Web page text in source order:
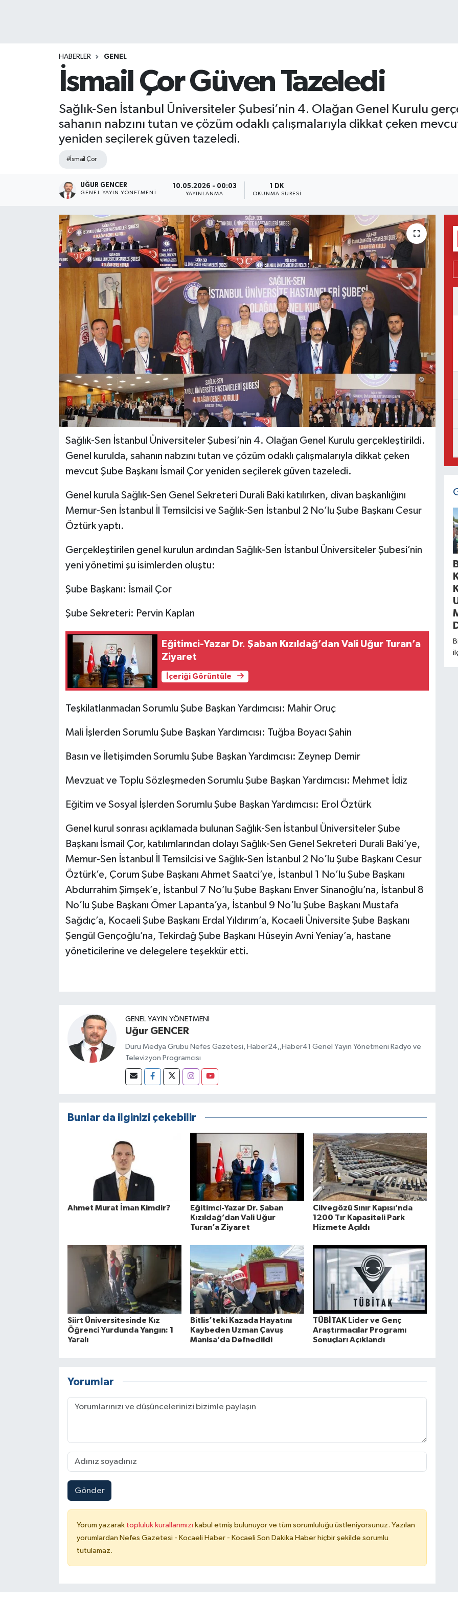
HABERLER GENEL
İsmail Çor Güven Tazeledi
Sağlık-Sen İstanbul Üniversiteler Şubesi’nin 4. Olağan Genel Kurulu
sahanın nabzını tutan ve çözüm odaklı çalışmalarıyla dikkat çeken
yeniden seçilerek güven tazeledi.
#İsmail Çor
UĞUR GENCER
GENEL YAYIN YÖNETMENI
10.05.2026 - 00:03
YAYINLANMA
1 DK
OKUNMA SÜRESI
Sağlık-Sen İstanbul Üniversiteler Şubesi’nin 4. Olağan Genel Kurulu gerçekleştirildi.
Genel kurulda, sahanın nabzını tutan ve çözüm odaklı çalışmalarıyla dikkat çeken
mevcut Şube Başkanı İsmail Çor yeniden seçilerek güven tazeledi.
Genel kurula Sağlık-Sen Genel Sekreteri Durali Baki katılırken, divan başkanlığını
Memur-Sen İstanbul İl Temsilcisi ve Sağlık-Sen İstanbul 2 No’lu Şube Başkanı Cesur
Öztürk yaptı.
Gerçekleştirilen genel kurulun ardından Sağlık-Sen İstanbul Üniversiteler Şubesi’nin
yeni yönetimi şu isimlerden oluştu:
Şube Başkanı: İsmail Çor
Şube Sekreteri: Pervin Kaplan
Eğitimci-Yazar Dr. Şaban Kızıldağ’dan Vali Uğur Turan’a
Ziyaret
İçeriği Görüntüle
Teşkilatlanmadan Sorumlu Şube Başkan Yardımcısı: Mahir Oruç
Mali İşlerden Sorumlu Şube Başkan Yardımcısı: Tuğba Boyacı Şahin
Basın ve İletişimden Sorumlu Şube Başkan Yardımcısı: Zeynep Demir
Mevzuat ve Toplu Sözleşmeden Sorumlu Şube Başkan Yardımcısı: Mehmet İdiz
Eğitim ve Sosyal İşlerden Sorumlu Şube Başkan Yardımcısı: Erol Öztürk
Genel kurul sonrası açıklamada bulunan Sağlık-Sen İstanbul Üniversiteler Şube
Başkanı İsmail Çor, katılımlarından dolayı Sağlık-Sen Genel Sekreteri Durali Baki’ye,
Memur-Sen İstanbul İl Temsilcisi ve Sağlık-Sen İstanbul 2 No’lu Şube Başkanı Cesur
Öztürk’e, Çorum Şube Başkanı Ahmet Saatci’ye, İstanbul 1 No’lu Şube Başkanı
Abdurrahim Şimşek’e, İstanbul 7 No’lu Şube Başkanı Enver Sinanoğlu’na, İstanbul 8
No’lu Şube Başkanı Ömer Lapanta’ya, İstanbul 9 No’lu Şube Başkanı Mustafa
Sağdıç’a, Kocaeli Şube Başkanı Erdal Yıldırım’a, Kocaeli Üniversite Şube Başkanı
Şengül Gençoğlu’na, Tekirdağ Şube Başkanı Hüseyin Avni Yeniay’a, hastane
yöneticilerine ve delegelere teşekkür etti.
GENEL YAYIN YÖNETMENI
Uğur GENCER
Duru Medya Grubu Nefes Gazetesi, Haber24,,Haber41 Genel Yayın Yönetmeni Radyo ve
Televizyon Programcısı
Bunlar da ilginizi çekebilir
Ahmet Murat İman Kimdir?
Eğitimci-Yazar Dr. Şaban
Kızıldağ’dan Vali Uğur
Turan’a Ziyaret
Cilvegözü Sınır Kapısı’nda
1200 Tır Kapasiteli Park
Hizmete Açıldı
Siirt Üniversitesinde Kız
Öğrenci Yurdunda Yangın: 1
Yaralı
Bitlis’teki Kazada Hayatını
Kaybeden Uzman Çavuş
Manisa’da Defnedildi
TÜBİTAK Lider ve Genç
Araştırmacılar Programı
Sonuçları Açıklandı
Yorumlar
Gönder
Yorum yazarak topluluk kurallarımızı kabul etmiş bulunuyor ve tüm sorumluluğu üstleniyorsunuz. Yazılan
yorumlardan Nefes Gazetesi - Kocaeli Haber - Kocaeli Son Dakika Haber hiçbir şekilde sorumlu
tutulamaz.